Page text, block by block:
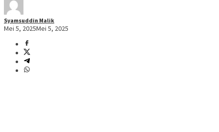
Syamsuddin Malik
Mei 5, 2025Mei 5, 2025